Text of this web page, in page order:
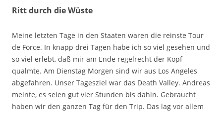
Ritt durch die Wüste
Meine letzten Tage in den Staaten waren die reinste Tour
de Force. In knapp drei Tagen habe ich so viel gesehen und
so viel erlebt, daß mir am Ende regelrecht der Kopf
qualmte. Am Dienstag Morgen sind wir aus Los Angeles
abgefahren. Unser Tagesziel war das Death Valley. Andreas
meinte, es seien gut vier Stunden bis dahin. Gebraucht
haben wir den ganzen Tag für den Trip. Das lag vor allem